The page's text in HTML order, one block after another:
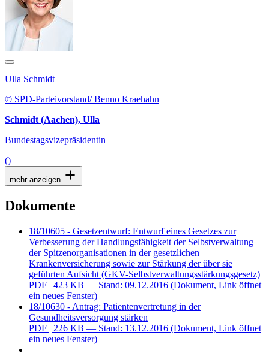
Ulla Schmidt
© SPD-Parteivorstand/ Benno Kraehahn
Schmidt (Aachen), Ulla
Bundestagsvizepräsidentin
()
mehr anzeigen
Dokumente
18/10605 - Gesetzentwurf: Entwurf eines Gesetzes zur
Verbesserung der Handlungsfähigkeit der Selbstverwaltung
der Spitzenorganisationen in der gesetzlichen
Krankenversicherung sowie zur Stärkung der über sie
geführten Aufsicht (GKV-Selbstverwaltungsstärkungsgesetz)
PDF | 423 KB — Stand: 09.12.2016 (Dokument, Link öffnet
ein neues Fenster)
18/10630 - Antrag: Patientenvertretung in der
Gesundheitsversorgung stärken
PDF | 226 KB — Stand: 13.12.2016 (Dokument, Link öffnet
ein neues Fenster)